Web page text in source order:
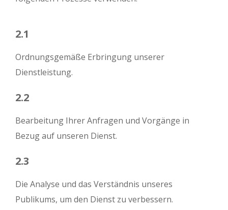
2.1
Ordnungsgemäße Erbringung unserer
Dienstleistung.
2.2
Bearbeitung Ihrer Anfragen und Vorgänge in
Bezug auf unseren Dienst.
2.3
Die Analyse und das Verständnis unseres
Publikums, um den Dienst zu verbessern.